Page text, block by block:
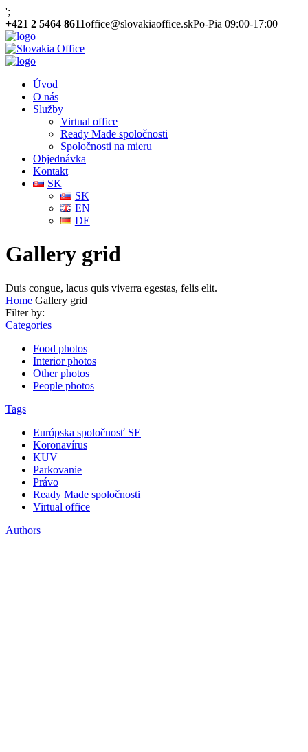
';
+421 2 5464 8611office@slovakiaoffice.skPo-Pia 09:00-17:00
Úvod
O nás
Služby
Virtual office
Ready Made spoločnosti
Spoločnosti na mieru
Objednávka
Kontakt
SK
SK
EN
DE
Gallery grid
Duis congue, lacus quis viverra egestas, felis elit.
Home Gallery grid
Filter by:
Categories
Food photos
Interior photos
Other photos
People photos
Tags
Európska spoločnosť SE
Koronavírus
KUV
Parkovanie
Právo
Ready Made spoločnosti
Virtual office
Authors